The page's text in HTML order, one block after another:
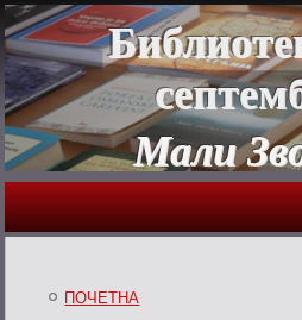
Мали
ПОЧЕТНА